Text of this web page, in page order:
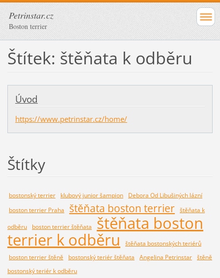
Petrinstar.cz
Boston terrier
Štítek: štěňata k odběru
Úvod
https://www.petrinstar.cz/home/
Štítky
bostonský terrier klubový junior šampion
Debora Od Libušiných lázní
boston terrier Praha
štěňata boston terrier štěňata k
odběru
boston terrier štěňata štěňata boston
terrier k odběru
štěňata bostonských teriérů
boston terrier štěně
bostonský teriér štěňata Angelina Petrinstar štěně
bostonský teriér k odběru